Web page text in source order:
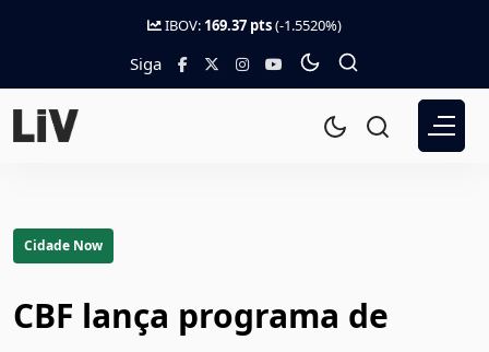
IBOV: 169.37 pts(-1.5520%)
Siga
Cidade Now
CBF lança programa de